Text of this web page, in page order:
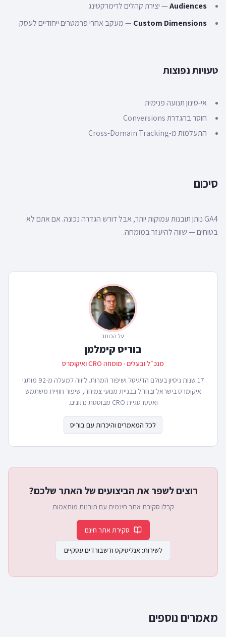
Audiences
—יצירת קהלים לרימרקטינג
Custom Dimensions
—מעקב אחרי פרמטרים ייחודיים לעסק
טעויות נפוצות
אי-סינון תנועה פנימית
חוסר בהגדרת Conversions
התעלמות מ-Cross-Domain Tracking
סיכום
GA4 נותן תובנות עמוקות יותר, אבל דורש הגדרה נכונה. אם אתם לא
בטוחים — שווה להיעזר במומחה.
על הכותב
בוריס קימלמן
מנכ״ל ובעלים · מומחה CRO ואיקומרס
17 שנות ניסיון בעולם הדיגיטל ושיפור המרות. ליווה למעלה מ-92 מותגי
איקומרס בישראל ובחו״ל בבניית מנועי צמיחה, שיפור חוויית משתמש
ואסטרטגיית CRO מבוססת נתונים.
לכל המאמרים והיכרות עם בוריס
רוצים לשפר את הביצועים של האתר שלכם?
קבלו סקירת אתר חינמית עם תובנות מותאמות
סקירת אתר חינם
לשירות:אנליטיקס ודשבורדים עסקיים
מאמרים נוספים